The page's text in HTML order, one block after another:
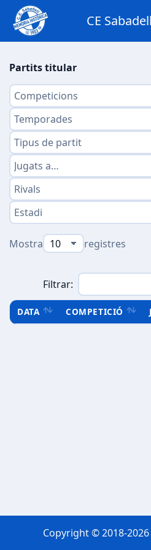
CE
Partits titular
Mostra registres
Filtrar:
DATA COMPETICIÓ
Copyright © 2018-